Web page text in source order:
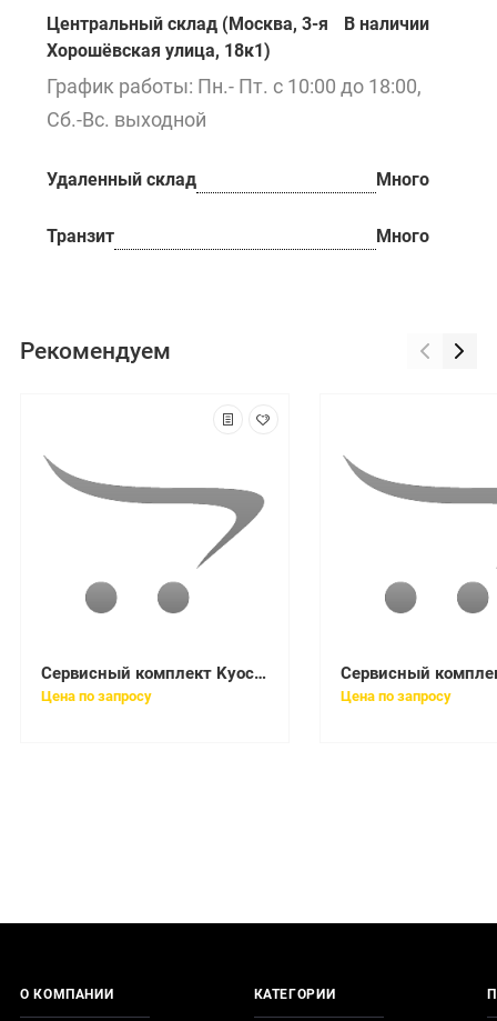
Центральный склад (Москва, 3-я
Хорошёвская улица, 18к1)
В наличии
График работы: Пн.- Пт. с 10:00 до 18:00,
Сб.-Вс. выходной
Удаленный склад Много
Транзит Много
Рекомендуем
Сервисный комплект Kyocera 1702LF8KL1
Цена по запросу Цена по запросу
О КОМПАНИИ КАТЕГОРИИ